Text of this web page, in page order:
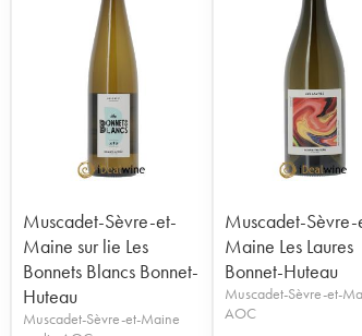
Muscadet-Sèvre-et-
Maine sur lie Les
Bonnets Blancs Bonnet-
Huteau
Muscadet-Sèvre-et-Maine
Muscadet-Sèvre-
Maine Les Laures
Bonnet-Huteau
Muscadet-Sèvre-et-
AOC